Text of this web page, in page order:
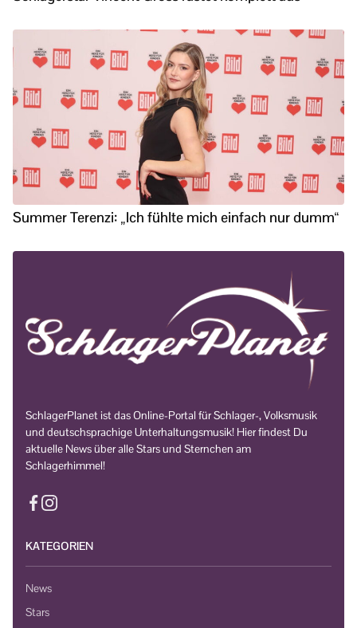
Summer Terenzi: „Ich fühlte mich einfach nur dumm“
SchlagerPlanet ist das Online-Portal für Schlager-, Volksmusik
und deutschsprachige Unterhaltungsmusik! Hier findest Du
aktuelle News über alle Stars und Sternchen am
Schlagerhimmel!
KATEGORIEN
News
Stars